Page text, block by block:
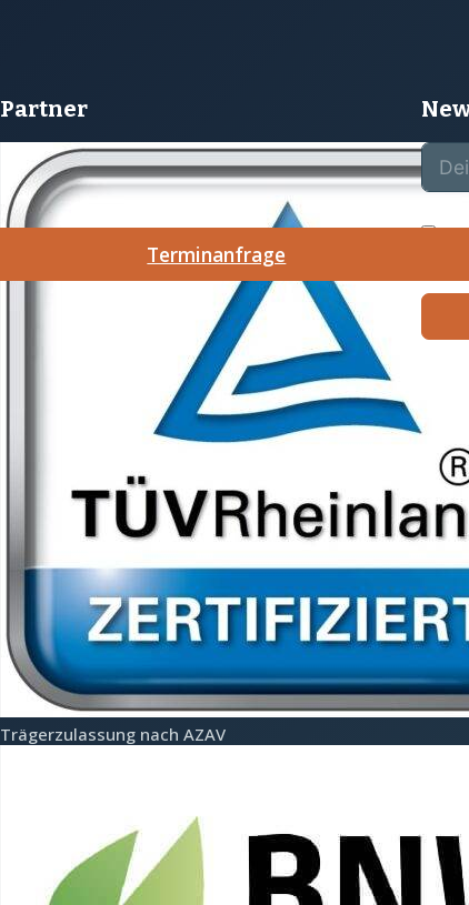
Terminanfrage
Partner
Träger­zulassung nach AZAV